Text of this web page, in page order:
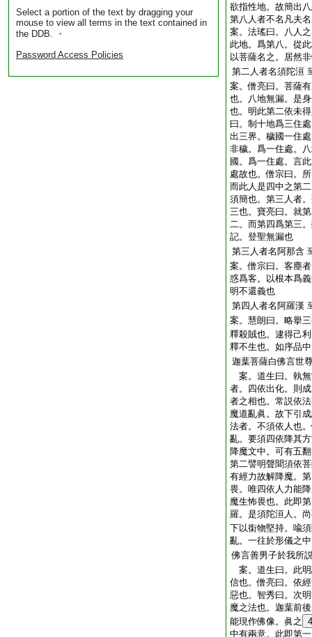
Select a portion of the text by dragging your
mouse to view all terms in the text contained in
the DDB. ・
Password Access Policies
欲指性地。故簡出
第八人者不名凡夫
案。法瑤曰。八人
此地。爲第八。從
以菩薩名之。居然
第二人者名須陀洹
案。僧亮曰。菩薩
也。八地無漏。是
也。明此第二依未
曰。制十地爲三住
出三界。穢國一住
非穢。爲一住處。
國。爲一住處。言
處故也。僧宗曰。
而此人是四中之第
須簡也。第三人者
三也。寶亮曰。就
二。而第四爲第三
記。登聖無漏也
第三人者名阿那含
案。僧宗曰。客塵
惑爲客。以根本爲
明不還義也
第四人者名阿羅漢
案。慧朗曰。略擧
釋殺賊也。逮得己
釋不生也。如序品
迦葉菩薩白佛言世
案。道生曰。執
者。四依出化。則
者之相也。常説依
魔道亂眞。故下引
法者。不須依人也
亂。要須四依降其
降魔文中。可有五
第二譬明聲聞須依
有經力故解降魔。
畏。唯四依人力能
魔生怖畏也。此即
羅。是須陀洹人。
下以銜物堅持。喩
亂。一往於形儀之
佛言善男子於我所
案。道生曰。此
信也。僧亮曰。依
惡也。智秀曰。次
魔之法也。迦葉前
能現作佛像。眞之
4
中有兩意。此即第